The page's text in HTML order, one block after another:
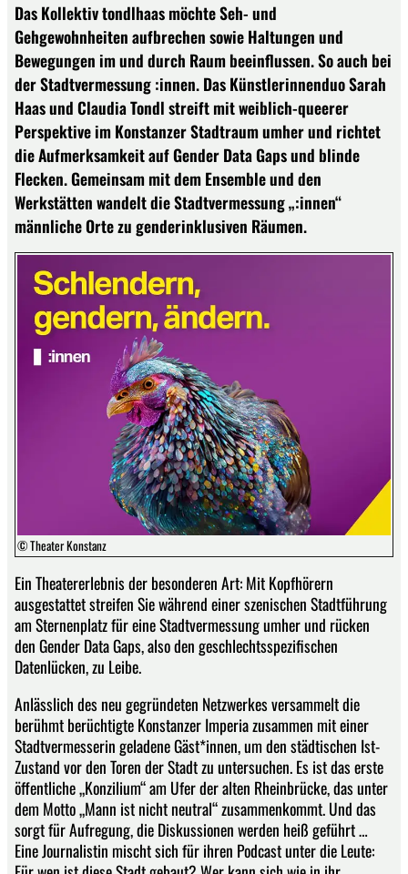
Das Kollektiv tondlhaas möchte Seh- und
Gehgewohnheiten aufbrechen sowie Haltungen und
Bewegungen im und durch Raum beeinflussen. So auch bei
der Stadtvermessung :innen. Das Künstlerinnenduo Sarah
Haas und Claudia Tondl streift mit weiblich-queerer
Perspektive im Konstanzer Stadtraum umher und richtet
die Aufmerksamkeit auf Gender Data Gaps und blinde
Flecken. Gemeinsam mit dem Ensemble und den
Werkstätten wandelt die Stadtvermessung „:innen“
männliche Orte zu genderinklusiven Räumen.
© Theater Konstanz
Ein Theatererlebnis der besonderen Art: Mit Kopfhörern
ausgestattet streifen Sie während einer szenischen Stadtführung
am Sternenplatz für eine Stadtvermessung umher und rücken
den Gender Data Gaps, also den geschlechtsspezifischen
Datenlücken, zu Leibe.
Anlässlich des neu gegründeten Netzwerkes versammelt die
berühmt berüchtigte Konstanzer Imperia zusammen mit einer
Stadtvermesserin geladene Gäst*innen, um den städtischen Ist-
Zustand vor den Toren der Stadt zu untersuchen. Es ist das erste
öffentliche „Konzilium“ am Ufer der alten Rheinbrücke, das unter
dem Motto „Mann ist nicht neutral“ zusammenkommt. Und das
sorgt für Aufregung, die Diskussionen werden heiß geführt …
Eine Journalistin mischt sich für ihren Podcast unter die Leute: